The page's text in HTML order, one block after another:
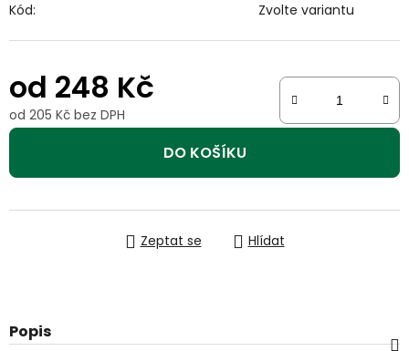
Kód:
Zvolte variantu
od 248 Kč
od 205 Kč bez DPH
Měrná cena:
DO KOŠÍKU
Zeptat se Hlídat
Popis